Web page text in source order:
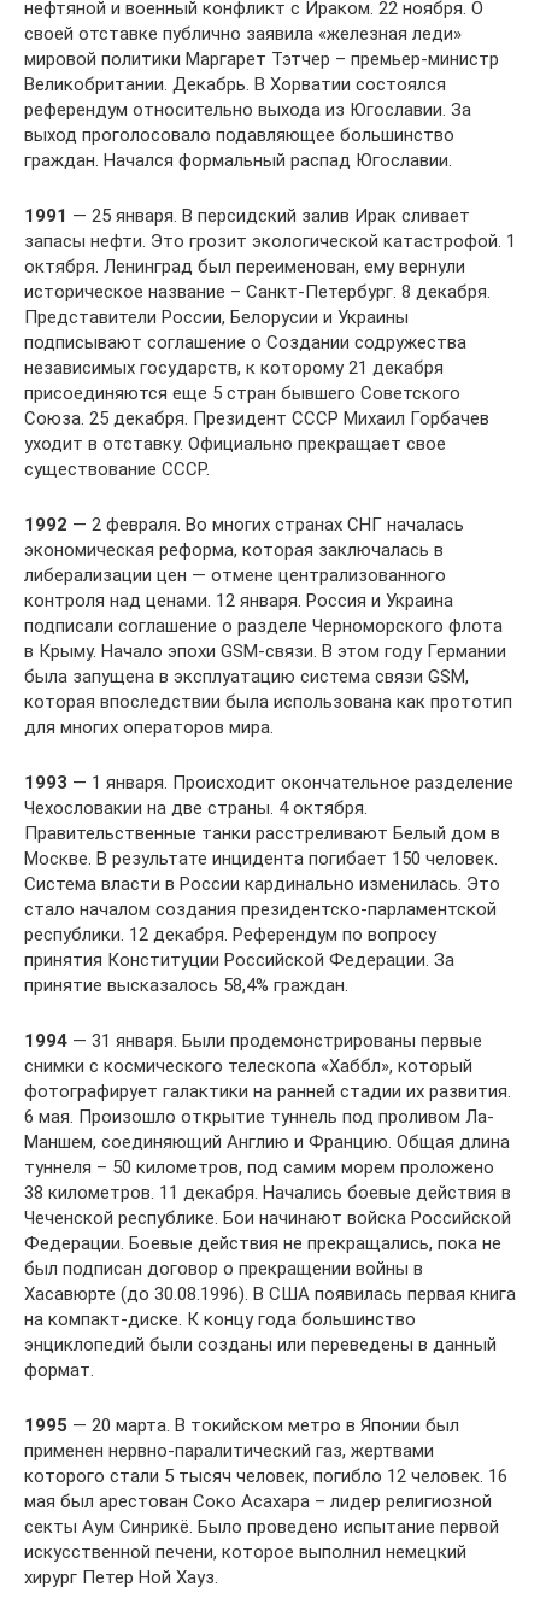
нефтяной и военный конфликт с Ираком. 22 ноября. О
своей отставке публично заявила «железная леди»
мировой политики Маргарет Тэтчер – премьер-министр
Великобритании. Декабрь. В Хорватии состоялся
референдум относительно выхода из Югославии. За
выход проголосовало подавляющее большинство
граждан. Начался формальный распад Югославии.
1991 — 25 января. В персидский залив Ирак сливает
запасы нефти. Это грозит экологической катастрофой. 1
октября. Ленинград был переименован, ему вернули
историческое название – Санкт-Петербург. 8 декабря.
Представители России, Белорусии и Украины
подписывают соглашение о Создании содружества
независимых государств, к которому 21 декабря
присоединяются еще 5 стран бывшего Советского
Союза. 25 декабря. Президент СССР Михаил Горбачев
уходит в отставку. Официально прекращает свое
существование СССР.
1992 — 2 февраля. Во многих странах СНГ началась
экономическая реформа, которая заключалась в
либерализации цен — отмене централизованного
контроля над ценами. 12 января. Россия и Украина
подписали соглашение о разделе Черноморского флота
в Крыму. Начало эпохи GSM-связи. В этом году Германии
была запущена в эксплуатацию система связи GSM,
которая впоследствии была использована как прототип
для многих операторов мира.
1993 — 1 января. Происходит окончательное разделение
Чехословакии на две страны. 4 октября.
Правительственные танки расстреливают Белый дом в
Москве. В результате инцидента погибает 150 человек.
Система власти в России кардинально изменилась. Это
стало началом создания президентско-парламентской
республики. 12 декабря. Референдум по вопросу
принятия Конституции Российской Федерации. За
принятие высказалось 58,4% граждан.
1994 — 31 января. Были продемонстрированы первые
снимки с космического телескопа «Хаббл», который
фотографирует галактики на ранней стадии их развития.
6 мая. Произошло открытие туннель под проливом Ла-
Маншем, соединяющий Англию и Францию. Общая длина
туннеля – 50 километров, под самим морем проложено
38 километров. 11 декабря. Начались боевые действия в
Чеченской республике. Бои начинают войска Российской
Федерации. Боевые действия не прекращались, пока не
был подписан договор о прекращении войны в
Хасавюрте (до 30.08.1996). В США появилась первая книга
на компакт-диске. К концу года большинство
энциклопедий были созданы или переведены в данный
формат.
1995 — 20 марта. В токийском метро в Японии был
применен нервно-паралитический газ, жертвами
которого стали 5 тысяч человек, погибло 12 человек. 16
мая был арестован Соко Асахара – лидер религиозной
секты Аум Синрикё. Было проведено испытание первой
искусственной печени, которое выполнил немецкий
хирург Петер Ной Хауз.